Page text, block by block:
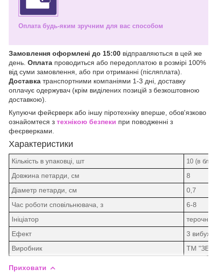
Оплата будь-яким зручним для вас способом
Замовлення оформлені до 15:00 відправляються в цей же
день. Оплата проводиться або передоплатою в розмірі 100%
від суми замовлення, або при отриманні (післяплата).
Доставка транспортними компаніями 1-3 дні, доставку
оплачує одержувач (крім виділених позицій з безкоштовною
доставкою).
Купуючи фейєрверк або іншу піротехніку вперше, обов'язково
ознайомтеся з технікою безпеки при поводженні з
феєрверками.
Характеристики
Кількість в упаковці, шт 10 (в
Довжина петарди, см
8
Діаметр петарди, см
0,7
Час роботи сповільнювача, з
6-8
Ініціатор
терочная
Ефект
3 вибуху
Виробник
ТМ
Приховати